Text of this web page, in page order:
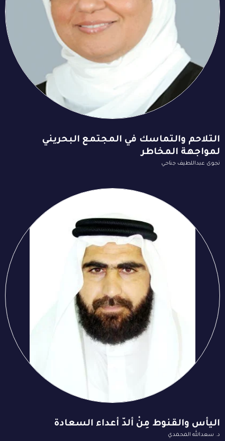
التلاحم والتماسك في المجتمع البحريني
لمواجهة المخاطر
نجوى عبداللطيف جناحي
اليأس والقنوط مِنْ ألدّ أعداء السعادة
د. سعدالله المحمدي